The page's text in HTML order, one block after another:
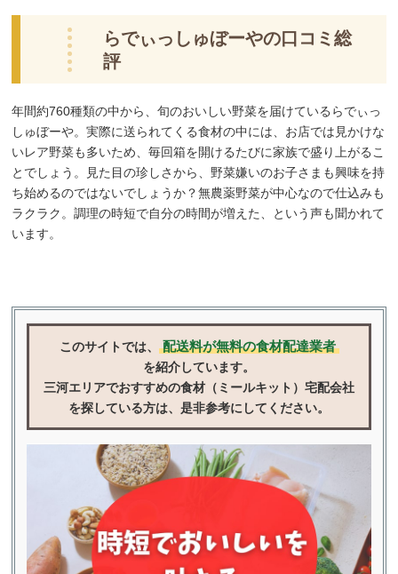
らでぃっしゅぼーやの口コミ総
評
年間約760種類の中から、旬のおいしい野菜を届けているらでぃっ
しゅぼーや。実際に送られてくる食材の中には、お店では見かけな
いレア野菜も多いため、毎回箱を開けるたびに家族で盛り上がるこ
とでしょう。見た目の珍しさから、野菜嫌いのお子さまも興味を持
ち始めるのではないでしょうか？無農薬野菜が中心なので仕込みも
ラクラク。調理の時短で自分の時間が増えた、という声も聞かれて
います。
このサイトでは、 配送料が無料の食材配達業者
を紹介しています。
三河エリアでおすすめの食材（ミールキット）宅配会社
を探している方は、是非参考にしてください。